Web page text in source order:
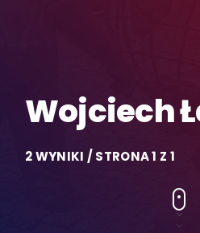
Wojciech
2 WYNIKI / STRONA 1 Z 1